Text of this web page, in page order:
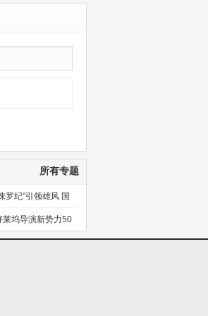
所有专题
罗纪"引领雄风 国
片下旬逆袭
莱坞导演新势力50
篇